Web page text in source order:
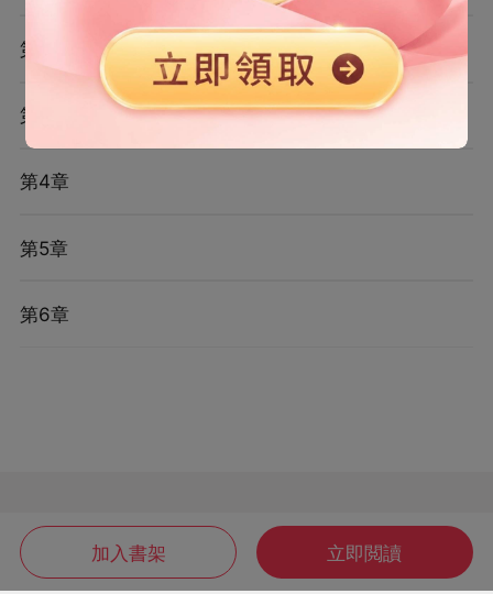
加入書架 立即閲讀
第2章
第3章
第4章
第5章
第6章